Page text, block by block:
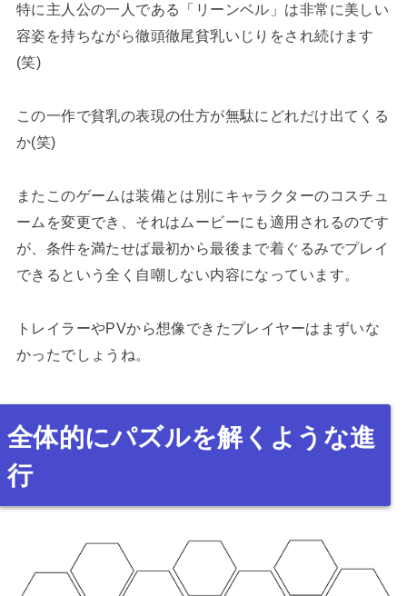
特に主人公の一人である「リーンベル」は非常に美しい
容姿を持ちながら徹頭徹尾貧乳いじりをされ続けます
(笑)
この一作で貧乳の表現の仕方が無駄にどれだけ出てくる
か(笑)
またこのゲームは装備とは別にキャラクターのコスチュ
ームを変更でき、それはムービーにも適用されるのです
が、条件を満たせば最初から最後まで着ぐるみでプレイ
できるという全く自嘲しない内容になっています。
トレイラーやPVから想像できたプレイヤーはまずいな
かったでしょうね。
全体的にパズルを解くような進
行